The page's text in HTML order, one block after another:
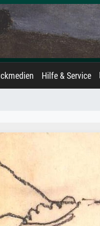
Hilfe & Service